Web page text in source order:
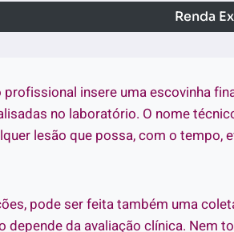
Renda
profissional insere uma escovinha
no laboratório. O nome
lesão que possa, com o tempo,
pode ser feita também uma
depende da avaliação clínica. Nem